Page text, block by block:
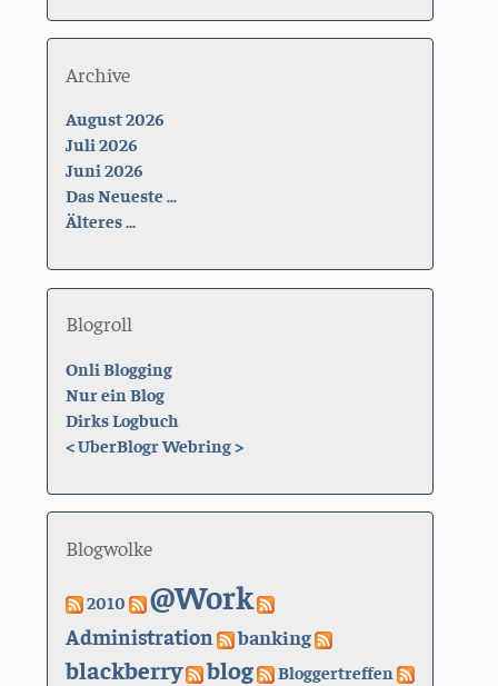
Archive
August 2026
Juli 2026
Juni 2026
Das Neueste ...
Älteres ...
Blogroll
Onli Blogging
Nur ein Blog
Dirks Logbuch
<UberBlogr Webring>
Blogwolke
2010 @Work
Administration banking
blackberry blog Bloggertreffen